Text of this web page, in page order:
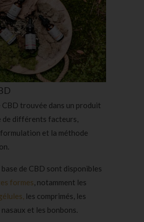
CBD trouvée dans un produit
de différents facteurs,
et la méthode
de CBD sont disponibles
formes, notamment les
les comprimés, les
et les bonbons.